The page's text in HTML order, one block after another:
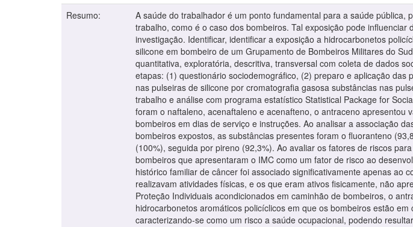
Resumo:
A saúde do trabalhador é um ponto fundamental para a saúde
trabalho, como é o caso dos bombeiros. Tal exposição pode
investigação. Identificar, identificar a exposição a hidrocarbonetos
silicone em bombeiro de um Grupamento de Bombeiros Militares do
quantitativa, exploratória, descritiva, transversal com coleta de dados
etapas: (1) questionário sociodemográfico, (2) preparo e aplicação
nas pulseiras de silicone por cromatografia gasosa substâncias nas
trabalho e análise com programa estatístico Statistical Package for
foram o naftaleno, acenaftaleno e acenafteno, o antraceno
bombeiros em dias de serviço e instruções. Ao analisar a associação
bombeiros expostos, as substâncias presentes foram o fluoranteno
(100%), seguida por pireno (92,3%). Ao avaliar os fatores de riscos
bombeiros que apresentaram o IMC como um fator de risco ao
histórico familiar de câncer foi associado significativamente apenas
realizavam atividades físicas, e os que eram ativos fisicamente, não
Proteção Individuais acondicionados em caminhão de bombeiros, o
hidrocarbonetos aromáticos policíclicos em que os bombeiros estão
caracterizando-se como um risco a saúde ocupacional, podendo